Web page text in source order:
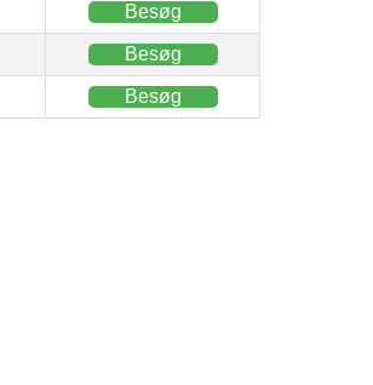
Besøg
Besøg
Besøg